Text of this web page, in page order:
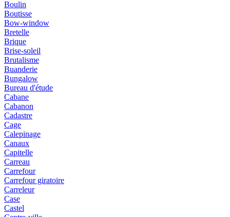
Boulin
Boutisse
Bow-window
Bretelle
Brique
Brise-soleil
Brutalisme
Buanderie
Bungalow
Bureau d'étude
Cabane
Cabanon
Cadastre
Cage
Calepinage
Canaux
Capitelle
Carreau
Carrefour
Carrefour giratoire
Carreleur
Case
Castel